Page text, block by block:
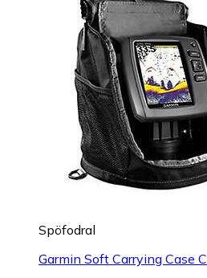
Spöfodral
Garmin Soft Carrying Case